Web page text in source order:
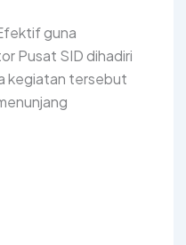
guna
Pusat SID dihadiri
kegiatan tersebut